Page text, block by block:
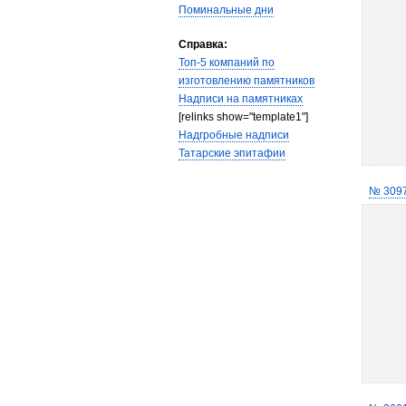
Поминальные дни
Справка:
Топ-5 компаний по
изготовлению памятников
Надписи на памятниках
[relinks show="template1"]
Надгробные надписи
Татарские эпитафии
№